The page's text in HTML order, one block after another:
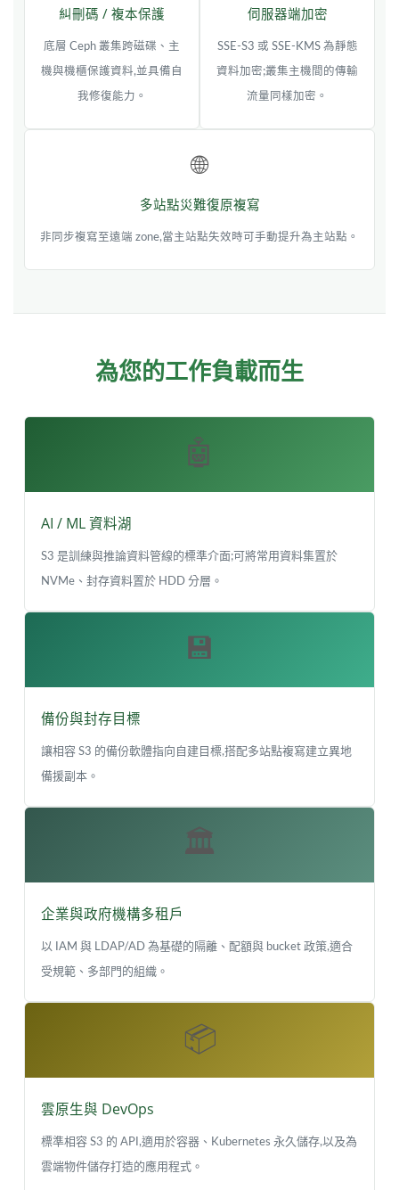
糾刪碼 / 複本保護
底層 Ceph 叢集跨磁碟、主
機與機櫃保護資料,並具備自
我修復能力。
伺服器端加密
SSE-S3 或 SSE-KMS 為靜態
資料加密;叢集主機間的傳輸
流量同樣加密。
🌐
多站點災難復原複寫
非同步複寫至遠端 zone,當主站點失效時可手動提升為主站點。
為您的工作負載而生
🤖
AI / ML 資料湖
S3 是訓練與推論資料管線的標準介面;可將常用資料集置於
NVMe、封存資料置於 HDD 分層。
💾
備份與封存目標
讓相容 S3 的備份軟體指向自建目標,搭配多站點複寫建立異地
備援副本。
🏛️
企業與政府機構多租戶
以 IAM 與 LDAP/AD 為基礎的隔離、配額與 bucket 政策,適合
受規範、多部門的組織。
📦
雲原生與 DevOps
標準相容 S3 的 API,適用於容器、Kubernetes 永久儲存,以及為
雲端物件儲存打造的應用程式。